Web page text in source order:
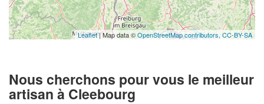
Leaflet| Map data ©OpenStreetMap contributors, CC-BY-SA
Nous cherchons pour vous le meilleur
artisan à Cleebourg